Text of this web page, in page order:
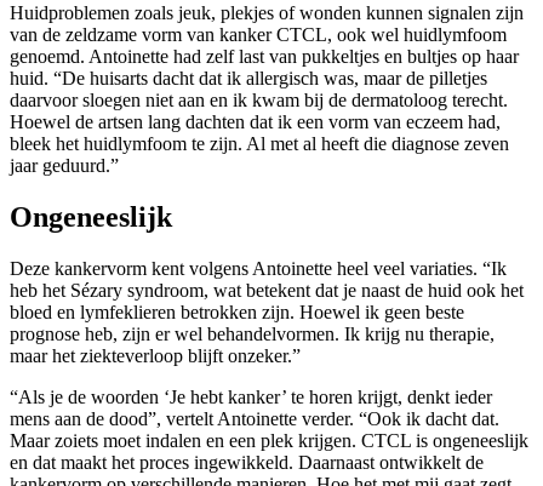
Huidproblemen zoals jeuk, plekjes of wonden kunnen signalen zijn
van de zeldzame vorm van kanker CTCL, ook wel huidlymfoom
genoemd. Antoinette had zelf last van pukkeltjes en bultjes op haar
huid. “De huisarts dacht dat ik allergisch was, maar de pilletjes
daarvoor sloegen niet aan en ik kwam bij de dermatoloog terecht.
Hoewel de artsen lang dachten dat ik een vorm van eczeem had,
bleek het huidlymfoom te zijn. Al met al heeft die diagnose zeven
jaar geduurd.”
Ongeneeslijk
Deze kankervorm kent volgens Antoinette heel veel variaties. “Ik
heb het Sézary syndroom, wat betekent dat je naast de huid ook het
bloed en lymfeklieren betrokken zijn. Hoewel ik geen beste
prognose heb, zijn er wel behandelvormen. Ik krijg nu therapie,
maar het ziekteverloop blijft onzeker.”
“Als je de woorden ‘Je hebt kanker’ te horen krijgt, denkt ieder
mens aan de dood”, vertelt Antoinette verder. “Ook ik dacht dat.
Maar zoiets moet indalen en een plek krijgen. CTCL is ongeneeslijk
en dat maakt het proces ingewikkeld. Daarnaast ontwikkelt de